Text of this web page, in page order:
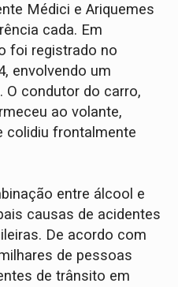
Médici e Ariquemes
cada. Em
foi registrado no
envolvendo um
O condutor do carro,
ao volante,
colidiu frontalmente
entre álcool e
causas de acidentes
De acordo com
de pessoas
de trânsito em